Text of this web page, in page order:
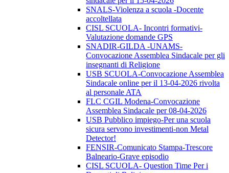
SNALS-Violenza a scuola -Docente
accoltellata
CISL SCUOLA- Incontri formativi-
Valutazione domande GPS
SNADIR-GILDA -UNAMS-
Convocazione Assemblea Sindacale per gli
insegnanti di Religione
USB SCUOLA-Convocazione Assemblea
Sindacale online per il 13-04-2026 rivolta
al personale ATA
FLC CGIL Modena-Convocazione
Assemblea Sindacale per 08-04-2026
USB Pubblico impiego-Per una scuola
sicura servono investimenti-non Metal
Detector!
FENSIR-Comunicato Stampa-Trescore
Balneario-Grave episodio
CISL SCUOLA- Question Time Per i